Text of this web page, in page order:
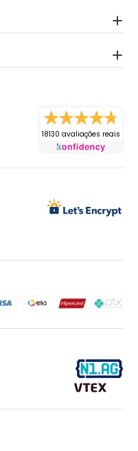
18130 avaliações reais